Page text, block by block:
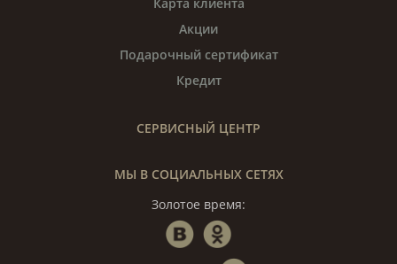
Акции
Подарочный сертификат
Кредит
СЕРВИСНЫЙ ЦЕНТР
МЫ В СОЦИАЛЬНЫХ СЕТЯХ
Золотое время: